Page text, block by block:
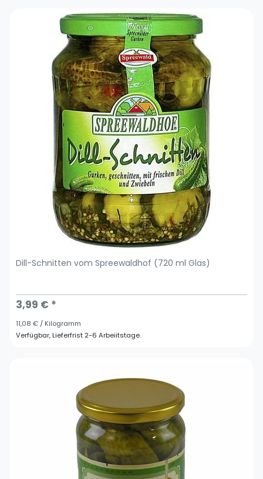
Dill-Schnitten vom Spreewaldhof (720 ml Glas)
3,99 € *
11,08 € / Kilogramm
Verfügbar, Lieferfrist 2-6 Arbeiitstage.